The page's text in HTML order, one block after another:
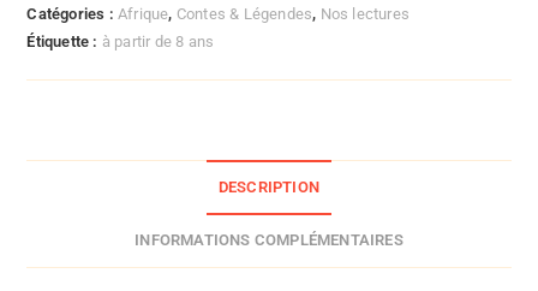
Catégories : Afrique, Contes & Légendes, Nos lectures
Étiquette : à partir de 8 ans
DESCRIPTION
INFORMATIONS COMPLÉMENTAIRES